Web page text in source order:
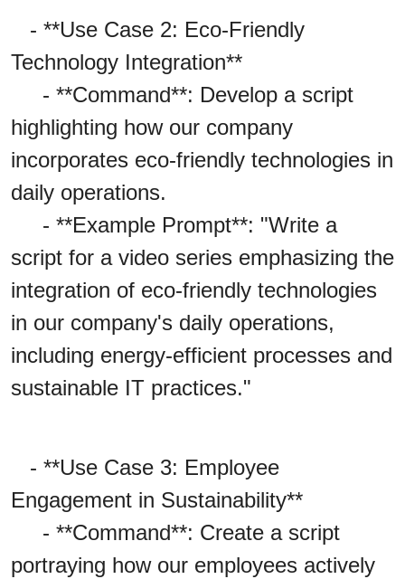
- **Use Case 2: Eco-Friendly
Technology Integration**
- **Command**: Develop a script
highlighting how our company
incorporates eco-friendly technologies in
daily operations.
- **Example Prompt**: "Write a
script for a video series emphasizing the
integration of eco-friendly technologies
in our company's daily operations,
including energy-efficient processes and
sustainable IT practices."
- **Use Case 3: Employee
Engagement in Sustainability**
- **Command**: Create a script
portraying how our employees actively